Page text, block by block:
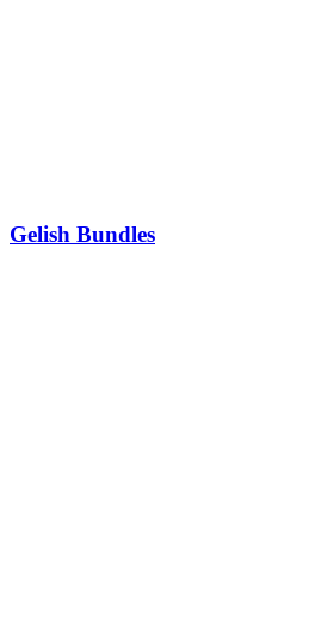
Gelish Bundles